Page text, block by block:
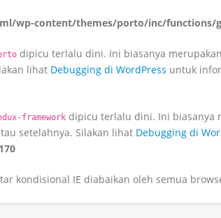
wp-content/themes/porto/inc/functions/
dipicu terlalu dini. Ini biasanya
lihat Debugging di WordPress untuk
framework dipicu terlalu dini. Ini biasanya
setelahnya. Silakan lihat Debugging di
kondisional IE diabaikan oleh semua